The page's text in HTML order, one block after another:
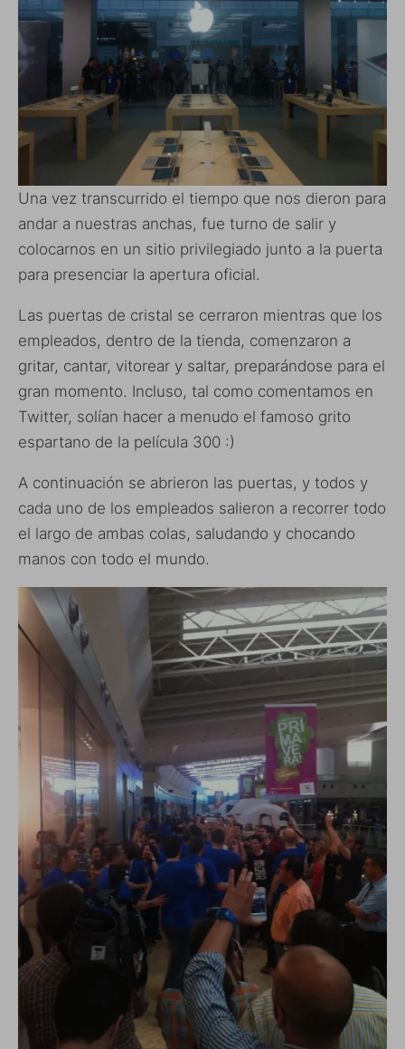
Una vez transcurrido el tiempo que nos dieron para
andar a nuestras anchas, fue turno de salir y
colocarnos en un sitio privilegiado junto a la puerta
para presenciar la apertura oficial.
Las puertas de cristal se cerraron mientras que los
empleados, dentro de la tienda, comenzaron a
gritar, cantar, vitorear y saltar, preparándose para el
gran momento. Incluso, tal como comentamos en
Twitter, solían hacer a menudo el famoso grito
espartano de la película 300 :)
A continuación se abrieron las puertas, y todos y
cada uno de los empleados salieron a recorrer todo
el largo de ambas colas, saludando y chocando
manos con todo el mundo.